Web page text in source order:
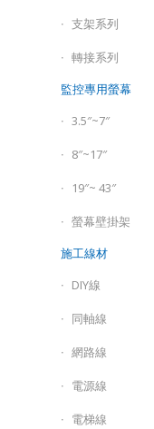
支架系列
轉接系列
監控專用螢幕
3.5″~7″
8″~17″
19″~ 43″
螢幕壁掛架
施工線材
DIY線
同軸線
網路線
電源線
電梯線